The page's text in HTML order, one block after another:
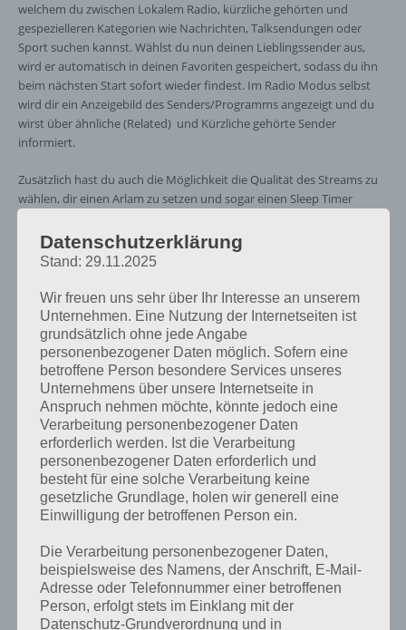
welchem du zwischen Lokalem Radio, kürzliche gehörten und
gespezielleren Kategorien wie Nachrichten, Talksendungen oder
Sport suchen kannst. Wählst du nun deinen Lieblingssender aus,
wird er automatisch in deinen Favoriten gespeichert, sodass du ihn
beim nächsten Start sofort wieder findest. Im Radio Modus selbst
wird dir ein Anzeigebild des Senders/Programms angezeigt und du
wirst über ähnliche (Related) und Kürzliche gehörte Sender
informiert.
Zusätzlich hast du auch die Möglichkeit die Qualität des Streams zu
wählen, dir einen Arlam zu setzen und sogar einen Sleep Timer
durchsucht TuneIn Radio das gesamte Internet nach deinem
Wunschsender und du kannst ihn bei bedarf mit deinen Freunden
Datenschutzerklärung
Stand: 29.11.2025
Wir freuen uns sehr über Ihr Interesse an unserem
Unternehmen. Eine Nutzung der Internetseiten ist
grundsätzlich ohne jede Angabe
personenbezogener Daten möglich. Sofern eine
betroffene Person besondere Services unseres
Unternehmens über unsere Internetseite in
Anspruch nehmen möchte, könnte jedoch eine
Verarbeitung personenbezogener Daten
erforderlich werden. Ist die Verarbeitung
personenbezogener Daten erforderlich und
besteht für eine solche Verarbeitung keine
gesetzliche Grundlage, holen wir generell eine
Einwilligung der betroffenen Person ein.
Die Verarbeitung personenbezogener Daten,
beispielsweise des Namens, der Anschrift, E-Mail-
Adresse oder Telefonnummer einer betroffenen
Person, erfolgt stets im Einklang mit der
Datenschutz-Grundverordnung und in